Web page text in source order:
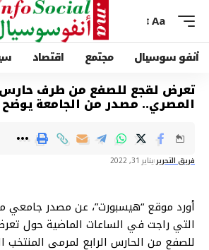
Aa
أنفو سوسيال مجتمع اقتصاد
تعرض لقجع للصفع من طرف حارس
المصري.. مصدر من الجامعة يوضح
فريق التحريريناير 31, 2022
أورد موقع “هيسبورت”، عن مصدر جامعي
التي راجت في الساعات الماضية حول
للصفع من الحارس الرابع لمرمى المنتخب